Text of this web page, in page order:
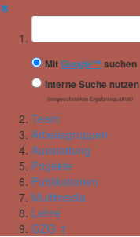
✖
Suchbegriff
MitGoogle™ suchen
Interne Suche nutzen
(eingeschränkte Ergebnisqualität)
Team
Arbeitsgruppen
Ausstattung
Projekte
Publikationen
Multimedia
Lehre
GZG ↑